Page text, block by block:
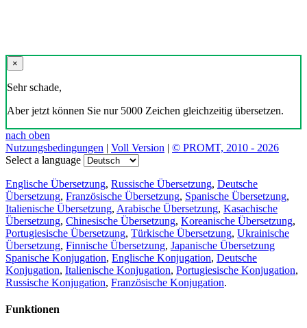
×
Sehr schade,
Aber jetzt können Sie nur 5000 Zeichen gleichzeitig übersetzen.
nach oben
Nutzungsbedingungen | Voll Version | © PROMT, 2010 - 2026
Select a language
Englische Übersetzung, Russische Übersetzung, Deutsche
Übersetzung, Französische Übersetzung, Spanische Übersetzung,
Italienische Übersetzung, Arabische Übersetzung, Kasachische
Übersetzung, Chinesische Übersetzung, Koreanische Übersetzung,
Portugiesische Übersetzung, Türkische Übersetzung, Ukrainische
Übersetzung, Finnische Übersetzung, Japanische Übersetzung
Spanische Konjugation, Englische Konjugation, Deutsche
Konjugation, Italienische Konjugation, Portugiesische Konjugation,
Russische Konjugation, Französische Konjugation.
Funktionen